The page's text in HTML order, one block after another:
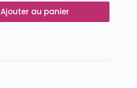
Ajouter au panier